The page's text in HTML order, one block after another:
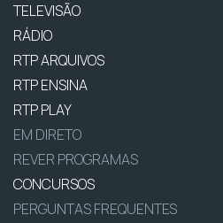
TELEVISÃO
RÁDIO
RTP ARQUIVOS
RTP ENSINA
RTP PLAY
EM DIRETO
REVER PROGRAMAS
CONCURSOS
PERGUNTAS FREQUENTES